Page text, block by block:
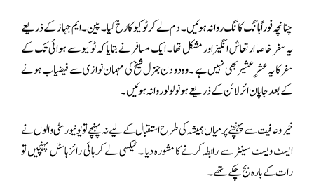
چنانچہ فوراً ہانگ کانگ روانہ ہوئیں ۔ دم لے کر ٹوکیو کا رُخ کیا ۔ پین ۔ایم جہاز کے ذریعے
یہ سفر خاصا ارتعاش انگیز اور مشکل تھا ۔ ایک مسافر نے بتایا کہ ٹوکیو سے ہوائی تک کے
سفر کا یہ عشرِ عشیر بھی نہیں ہے ۔ وہ دو دن جنرل شیخ کی مہمان نوازی سے فیضیاب ہونے
کے بعد جاپان ائرلائن کے ذریعے ہونو لولو روانہ ہوئیں ۔
خیروعافیت سے پہنچنے پر میاں ہمیشہ کی طرح استقبال کے لیے نہ پہنچے تو یونیورسٹی والوں نے
ایسٹ ویسٹ سینٹر سے رابطہ کرنے کا مشورہ دیا ۔ ٹیکسی لے کر ہائی رائز ہاسٹل پہنچیں تو
رات کے بارہ بج چکے تھے ۔